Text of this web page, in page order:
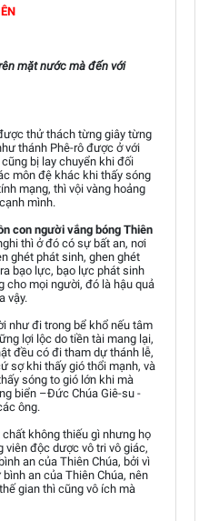
mặt nước mà đến với
thử thách từng giây từng
thánh Phê-rô được ở với
bị lay chuyển khi đối
môn đệ khác khi thấy sóng
mạng, thì vội vàng hoảng
mình.
con người vắng bóng Thiên
thì ở đó có sự bất an, nơi
ghét phát sinh, ghen ghét
bạo lực, bạo lực phát sinh
cho mọi người, đó là hậu quả
vậy.
như đi trong bể khổ nếu tâm
lợi lộc do tiền tài mang lại,
đều có đi tham dự thánh lễ,
sợ khi thấy gió thổi mạnh, và
sóng to gió lớn khi mà
biển –Đức Chúa Giê-su -
ông.
không thiếu gì nhưng họ
viên độc dược vô tri vô giác,
an của Thiên Chúa, bởi vì
an của Thiên Chúa, nên
gian thì cũng vô ích mà